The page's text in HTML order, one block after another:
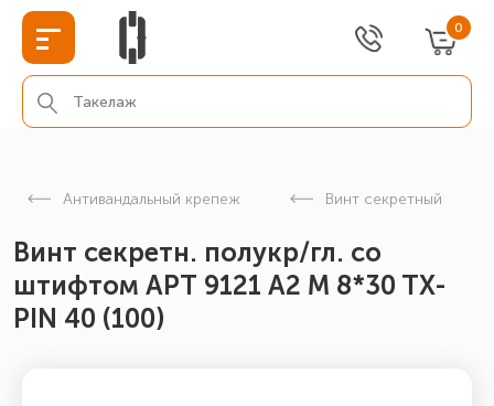
0
Антивандальный крепеж Винт секретный
Винт секретн. полукр/гл. со
штифтом АРТ 9121 А2 M 8*30 TX-
PIN 40 (100)